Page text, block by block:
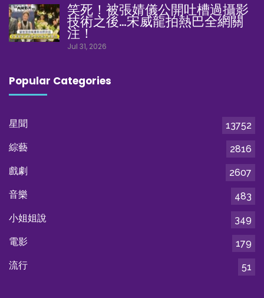
笑死！被張婧儀公開吐槽過攝影
技術之後…宋威龍拍熱巴全網關
注！
Jul 31, 2026
Popular Categories
星聞
13752
綜藝
2816
戲劇
2607
音樂
483
小姐姐說
349
電影
179
流行
51